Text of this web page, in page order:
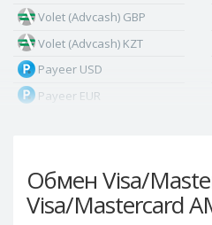
Обмен Visa/
Visa/Mastercard
Volet (Advcash) GBP
Volet (Advcash) KZT
Payeer USD
Payeer EUR
Payeer Tether ERC20
(USDT)
Payeer UAH